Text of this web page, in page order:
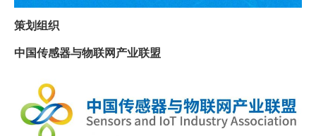
策划组织
中国传感器与物联网产业联盟